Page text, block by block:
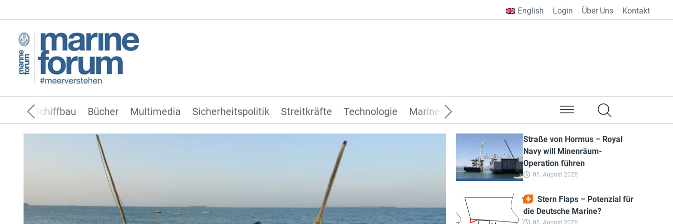
English Login Über Uns Kontakt
Sicherheitspolitik Streitkräfte Technologie Marinen aus aller Welt
Schiffbau Bücher Multimedia
Straße von Hormus – Royal
Navy will Minenräum-
Operation führen
06. August 2026
Stern Flaps – Potenzial für
die Deutsche Marine?
06. August 2026